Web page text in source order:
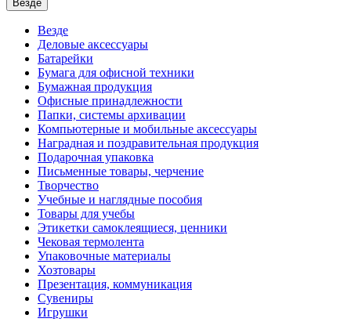
Везде
Везде
Деловые аксессуары
Батарейки
Бумага для офисной техники
Бумажная продукция
Офисные принадлежности
Папки, системы архивации
Компьютерные и мобильные аксессуары
Наградная и поздравительная продукция
Подарочная упаковка
Письменные товары, черчение
Творчество
Учебные и наглядные пособия
Товары для учебы
Этикетки самоклеящиеся, ценники
Чековая термолента
Упаковочные материалы
Хозтовары
Презентация, коммуникация
Сувениры
Игрушки